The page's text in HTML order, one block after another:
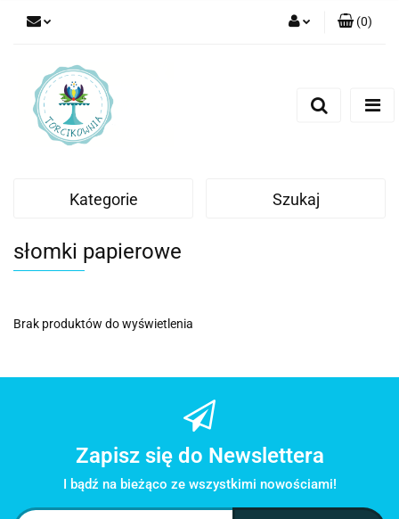
(0)
Kategorie Szukaj
słomki papierowe
Brak produktów do wyświetlenia
Zapisz się do Newslettera
I bądź na bieżąco ze wszystkimi nowościami!